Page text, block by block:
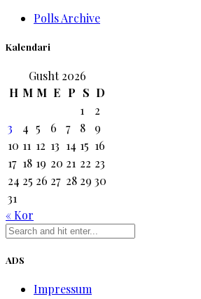
Polls Archive
Kalendari
Gusht 2026
H M M E P S D
1
2
3
4 5 6 7 8
9
10 11 12 13 14 15 16
17 18 19 20 21 22 23
24 25 26 27 28 29 30
31
« Kor
ADS
Impressum